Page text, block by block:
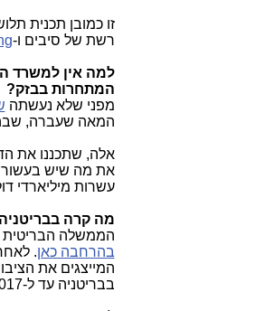
זו כמובן תכנית
רשת של סיבים ו-
למה אין למשרד
המתחרות בבזק?
מפני שלא נעשתה
המאה שעברה, שבה
אלה, שתכננו את
את מה שיש בעשור
עשרות מיליארדי
מה קרה
הממשלה הבריטית
בהרחבה כאן.
המייצגים את
בבריטניה עד ל-2017. התכנית זו מכונה בקיצור BDUK (ר"ת: Broadband Delivery UK).